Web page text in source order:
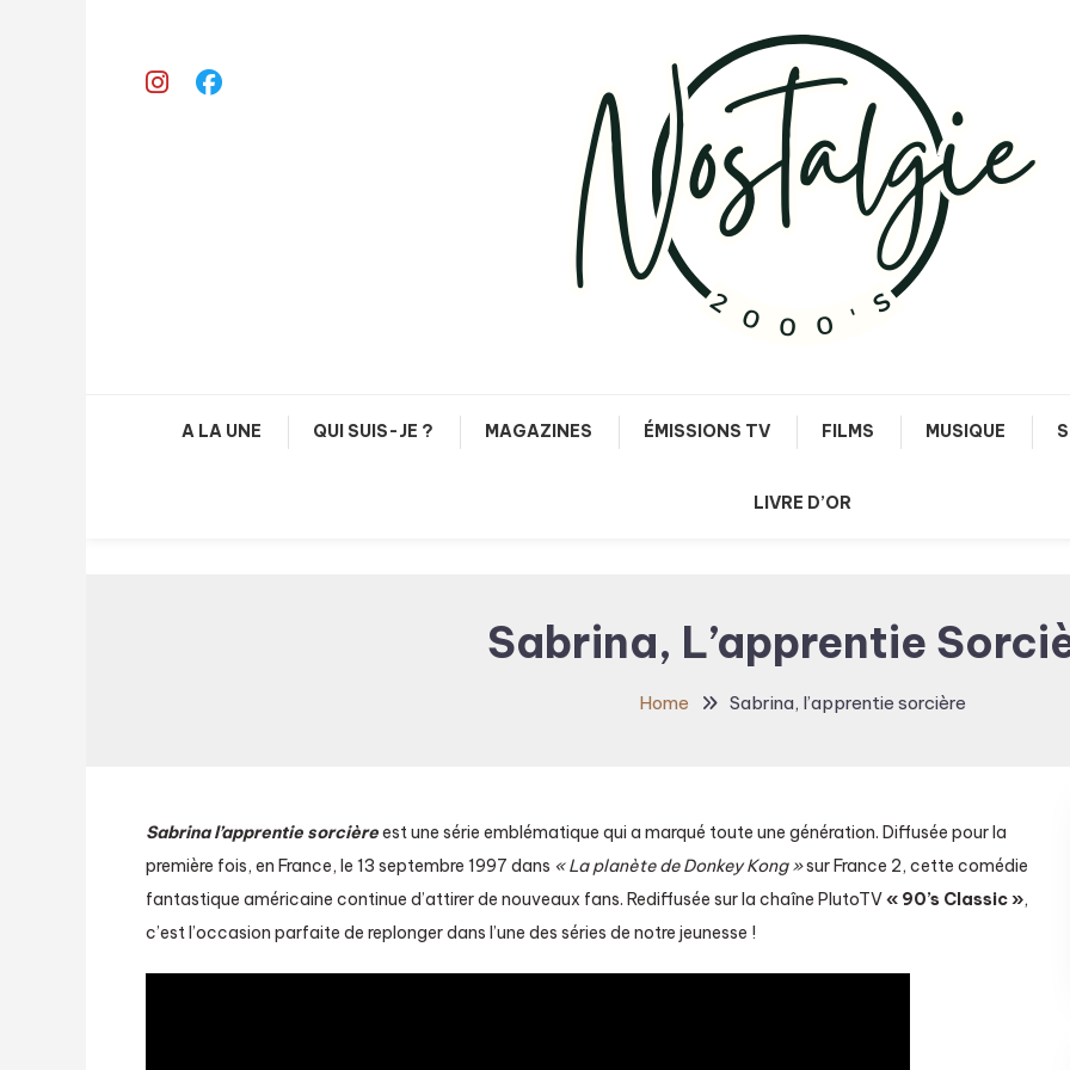
Content
Nostalgie 2000's
A LA UNE QUI SUIS-JE ? MAGAZINES ÉMISSIONS TV FILMS MUSIQUE
LIVRE D’OR
Sabrina, L’apprentie
Home Sabrina, l’apprentie sorcière
Sabrina l’apprentie sorcièreest une série emblématique qui a marqué toute une génération. Diffusée pour la
première fois, en France, le 13 septembre 1997 dans « La planète de Donkey Kong »sur France 2, cette comédie
fantastique américaine continue d’attirer de nouveaux fans. Rediffusée sur la chaîne PlutoTV« 90’s Classic »,
c’est l’occasion parfaite de replonger dans l’une des séries de notre jeunesse !